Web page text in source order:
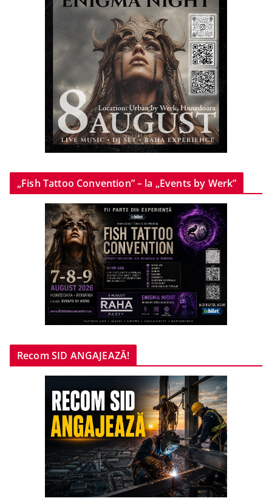
„Fish Tattoo Convention” – la „Events by Werk”
Recom SID ANGAJEAZĂ!